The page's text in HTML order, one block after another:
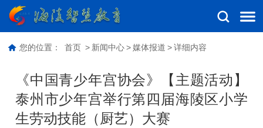
您的位置： 首页 > 新闻中心 > 媒体报道 > 详细内容
《中国青少年宫协会》【主题活动】
泰州市少年宫举行第四届海陵区小学
生劳动技能（厨艺）大赛